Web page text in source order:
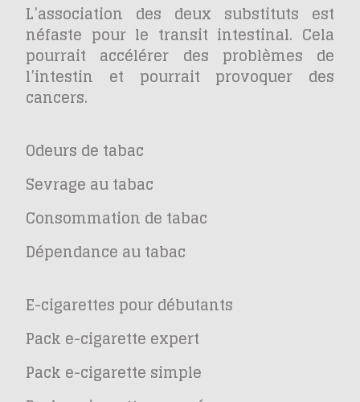
L’association des deux substituts est
néfaste pour le transit intestinal. Cela
pourrait accélérer des problèmes de
l’intestin et pourrait provoquer des
cancers.
Odeurs de tabac
Sevrage au tabac
Consommation de tabac
Dépendance au tabac
E-cigarettes pour débutants
Pack e-cigarette expert
Pack e-cigarette simple